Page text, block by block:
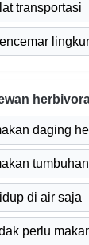
transportasi
daging
tumbuhan
di air saja
perlu